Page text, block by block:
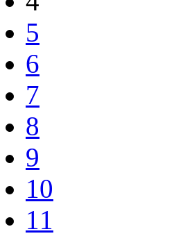
5
6
7
8
9
10
11